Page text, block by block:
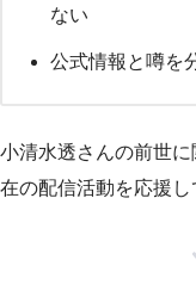
ない
公式情報と噂を
小清水透さんの前世
在の配信活動を応援し